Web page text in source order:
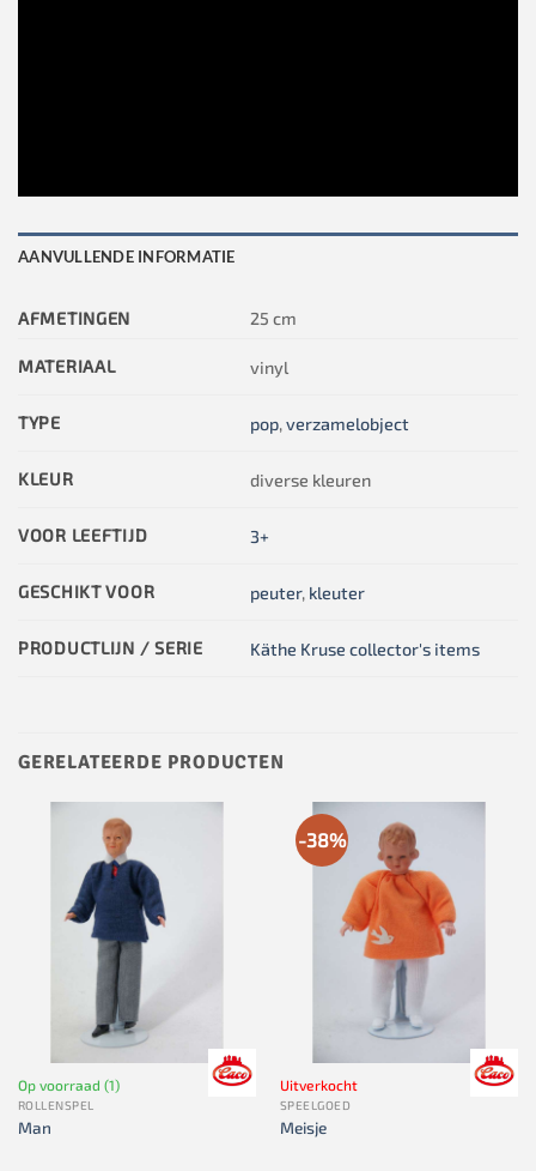
AANVULLENDE INFORMATIE
AFMETINGEN 25 cm
MATERIAAL vinyl
TYPE pop,verzamelobject
KLEUR diverse kleuren
VOOR LEEFTIJD 3+
GESCHIKT VOOR peuter, kleuter
PRODUCTLIJN / SERIE Käthe Kruse collector's items
GERELATEERDE PRODUCTEN
Op voorraad (1)
ROLLENSPEL
Man
-38%
Uitverkocht
SPEELGOED
Meisje